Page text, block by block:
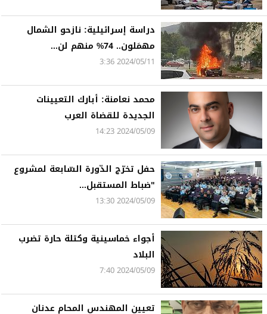
دراسة إسرائيلية: نازحو الشمال
مهمَلون.. 74% منهم لن...
2024/05/11 3:36
محمد نعامنة: أبارك التعيينات
الجديدة للقضاة العرب
2024/05/09 14:23
حفل تخرّج الدّورة السّابعة لمشروع
"ضباط المستقبل...
2024/05/09 13:30
أجواء خماسينية وكتلة حارة تضرب
البلاد
2024/05/09 7:40
تعيين المهندس المحام عدنان